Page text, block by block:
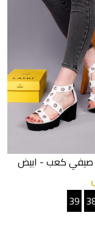
صيفي كعب- ابيض
39